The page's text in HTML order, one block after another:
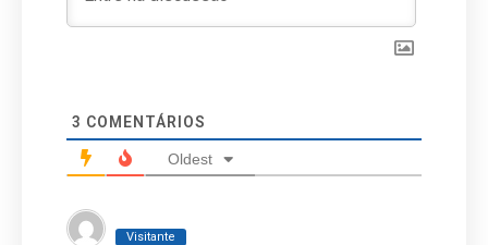
3 COMENTÁRIOS
Oldest
Visitante